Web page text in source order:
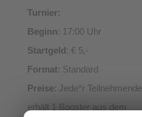
Turnier:
Beginn: 17:00 Uhr
Startgeld: € 5,-
Format: Standard
Preise: Jede*r Teilnehmende
erhält 1 Booster aus dem